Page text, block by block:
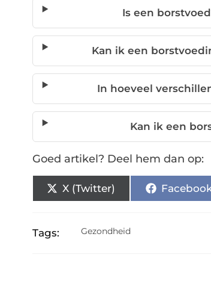
Is een
Kan ik een
In hoeveel
Kan ik een
Goed artikel? Deel hem dan op:
X (Twitter)
Tags: Gezondheid